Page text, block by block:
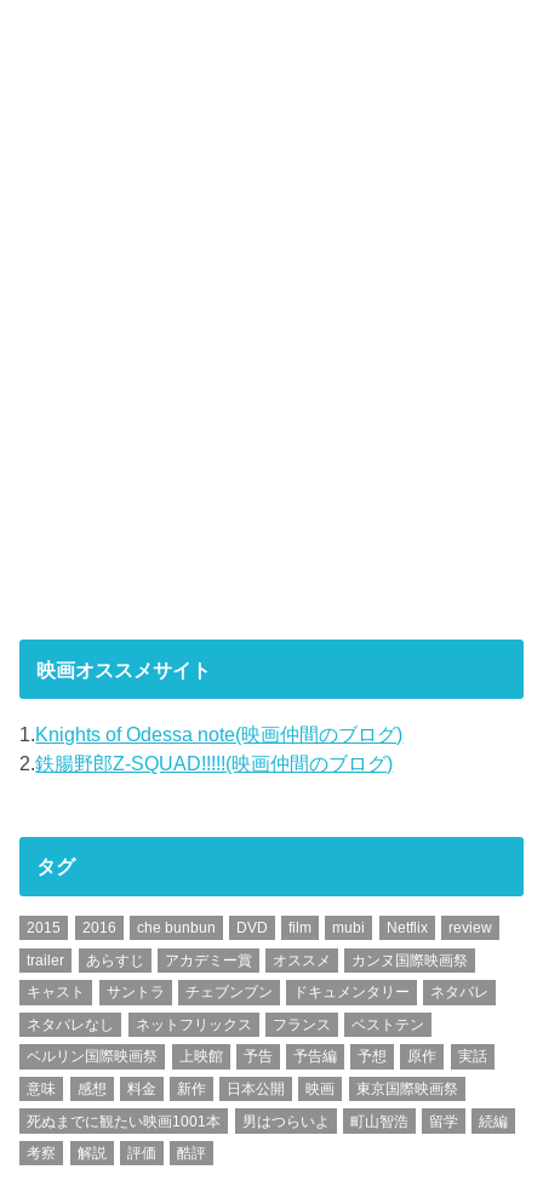
映画オススメサイト
1.Knights of Odessa note(映画仲間のブログ)
2.鉄腸野郎Z-SQUAD!!!!!(映画仲間のブログ)
タグ
2015 2016 che bunbun DVD film mubi Netflix
review
trailer
あらすじ アカデミー賞 オススメ
カンヌ国際映画祭
キャスト
サントラ チェブンブン ドキュメンタリー
ネタバレ
ネタバレなし
ネットフリックス フランス
ベストテン
ベルリン国際映画祭
上映館 予告 予告編 予想 原作
実話
意味
感想 料金 新作 日本公開 映画
東京国際映画祭
死ぬまでに観たい映画1001本
男はつらいよ 町山智浩 留学
続編
考察
解説 評価 酷評